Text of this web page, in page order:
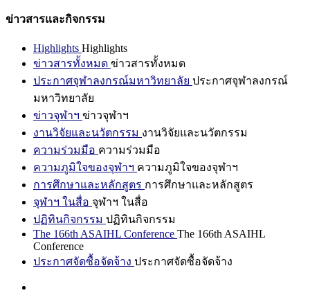
ข่าวสารและกิจกรรม
Highlights Highlights
ข่าวสารทั้งหมด ข่าวสารทั้งหมด
ประกาศจุฬาลงกรณ์มหาวิทยาลัย ประกาศจุฬาลงกรณ์
มหาวิทยาลัย
ข่าวจุฬาฯ ข่าวจุฬาฯ
งานวิจัยและนวัตกรรม งานวิจัยและนวัตกรรม
ความร่วมมือ ความร่วมมือ
ความภูมิใจของจุฬาฯ ความภูมิใจของจุฬาฯ
การศึกษาและหลักสูตร การศึกษาและหลักสูตร
จุฬาฯ ในสื่อ จุฬาฯ ในสื่อ
ปฏิทินกิจกรรม ปฏิทินกิจกรรม
The 166th ASAIHL Conference The 166th ASAIHL
Conference
ประกาศจัดซื้อจัดจ้าง ประกาศจัดซื้อจัดจ้าง